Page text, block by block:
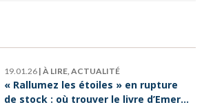
19.01.26 | À LIRE, ACTUALITÉ
« Rallumez les étoiles » en rupture
de stock : où trouver le livre d’Emeric